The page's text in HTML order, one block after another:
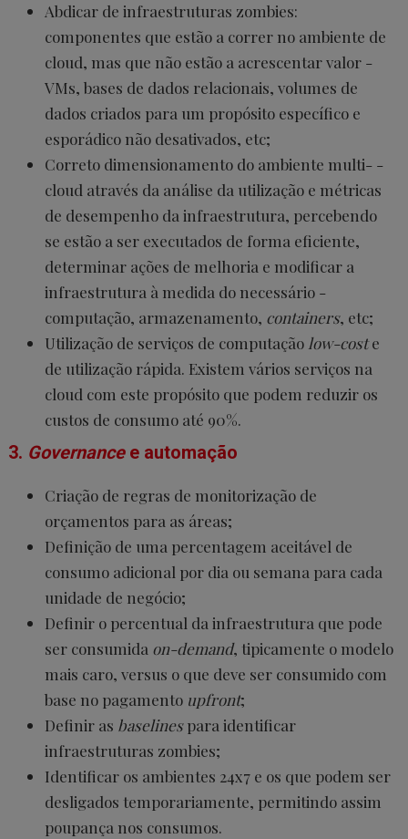
Abdicar de infraestruturas zombies:
componentes que estão a correr no ambiente de
cloud, mas que não estão a acrescentar valor -
VMs, bases de dados relacionais, volumes de
dados criados para um propósito específico e
esporádico não desativados, etc;
Correto dimensionamento do ambiente multi- -
cloud através da análise da utilização e métricas
de desempenho da infraestrutura, percebendo
se estão a ser executados de forma eficiente,
determinar ações de melhoria e modificar a
infraestrutura à medida do necessário -
computação, armazenamento, containers, etc;
Utilização de serviços de computação low-coste
de utilização rápida. Existem vários serviços na
cloud com este propósito que podem reduzir os
custos de consumo até 90%.
3. Governancee automação
Criação de regras de monitorização de
orçamentos para as áreas;
Definição de uma percentagem aceitável de
consumo adicional por dia ou semana para cada
unidade de negócio;
Definir o percentual da infraestrutura que pode
ser consumida on-demand, tipicamente o modelo
mais caro, versus o que deve ser consumido com
base no pagamento upfront;
Definir as baselinespara identificar
infraestruturas zombies;
Identificar os ambientes 24x7 e os que podem ser
desligados temporariamente, permitindo assim
poupança nos consumos.